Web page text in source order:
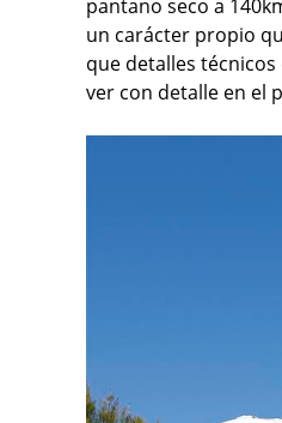
pantano seco a
un carácter propio
que detalles
ver con detalle en el